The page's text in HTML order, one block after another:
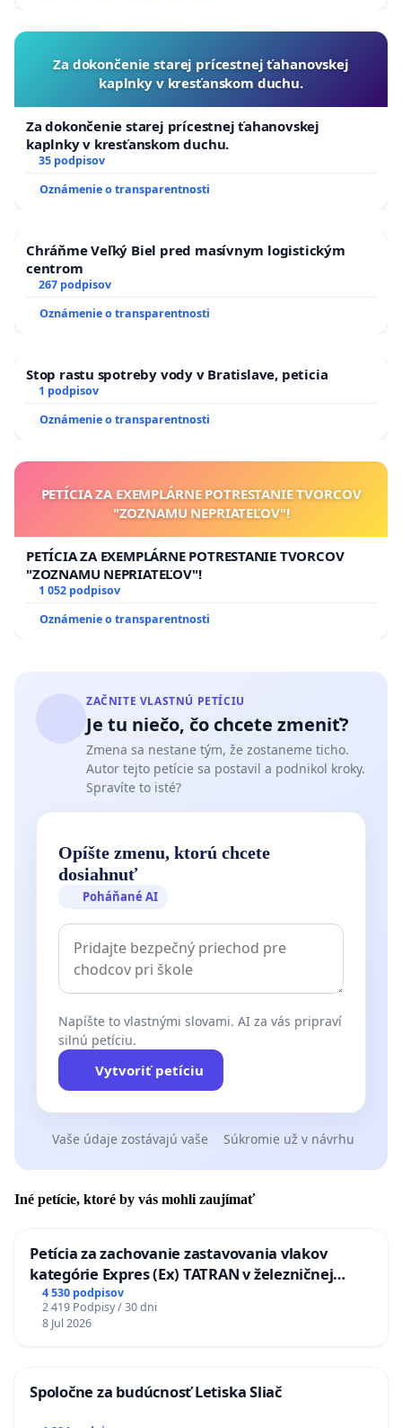
Za dokončenie starej prícestnej ťahanovskej
kaplnky v kresťanskom duchu.
Za dokončenie starej prícestnej ťahanovskej
kaplnky v kresťanskom duchu.
35 podpisov
Oznámenie o transparentnosti
Chráňme Veľký Biel pred masívnym logistickým
centrom
267 podpisov
Oznámenie o transparentnosti
Stop rastu spotreby vody v Bratislave, peticia
1 podpisov
Oznámenie o transparentnosti
PETÍCIA ZA EXEMPLÁRNE POTRESTANIE TVORCOV
"ZOZNAMU NEPRIATEĽOV"!
PETÍCIA ZA EXEMPLÁRNE POTRESTANIE TVORCOV
"ZOZNAMU NEPRIATEĽOV"!
1 052 podpisov
Oznámenie o transparentnosti
ZAČNITE VLASTNÚ PETÍCIU
Je tu niečo, čo chcete zmeniť?
Zmena sa nestane tým, že zostaneme ticho.
Autor tejto petície sa postavil a podnikol kroky.
Spravíte to isté?
Opíšte zmenu, ktorú chcete
dosiahnuť
Poháňané AI
Napíšte to vlastnými slovami. AI za vás pripraví
silnú petíciu.
Vytvoriť petíciu
Vaše údaje zostávajú vaše Súkromie už v návrhu
Iné petície, ktoré by vás mohli zaujímať
Petícia za zachovanie zastavovania vlakov
kategórie Expres (Ex) TATRAN v železničnej
stanici Púchov
4 530 podpisov
2 419 Podpisy / 30 dni
8 Jul 2026
Spoločne za budúcnosť Letiska Sliač